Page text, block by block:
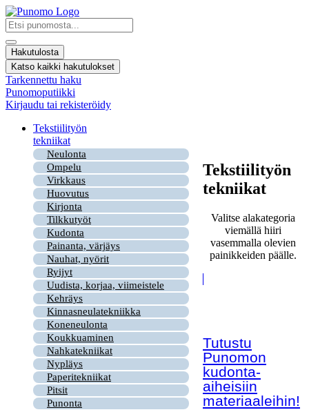
Mene
sisältöön
Search
...
Hakutulosta
Katso kaikki hakutulokset
Tarkennettu haku
Punomoputiikki
Kirjaudu tai rekisteröidy
Tekstiilityön
tekniikat
Neulonta
Ompelu
Virkkaus
Huovutus
Kirjonta
Tilkkutyöt
Kudonta
Painanta, värjäys
Nauhat, nyörit
Ryijyt
Uudista, korjaa, viimeistele
Kehräys
Kinnasneulatekniikka
Koneneulonta
Koukkuaminen
Nahkatekniikat
Nypläys
Paperitekniikat
Pitsit
Punonta
Tekstiilityön
tekniikat
Valitse alakategoria
viemällä hiiri
vasemmalla olevien
painikkeiden päälle.
Tutustu
Punomon
kudonta-
aiheisiin
materiaaleihin!